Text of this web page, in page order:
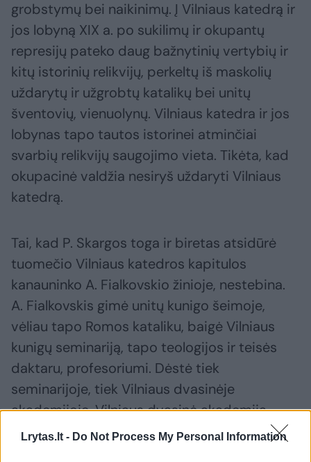
Lrytas.lt - Do Not Process My Personal Information
grobstymų bei naikinimų. Į Vilniaus katedrą ir
jos lobyną XIX a. po sukilimų ir okupantų
represijų pateko daug bažnytinių vertybių ir
kitų istorinių relikvijų, perkeltų iš maskolių
uždarytų ir užgrobtų katalikų bei unitų
šventovių, vienuolynų. Vilniaus katedra ir jos
lobynas tapo tautos istorinei atminčiai
svarbių relikvijų saugojimo vieta. Tikėta, kad
okupacinė valdžia nesiryš uždaryti Vilniaus
katedrą.
Tai, kad P. Skargos toga ir biretas atsidūrė
tuomečio Vilniaus katedros kapitulos
kanauninko A. Fialkovskio žinioje, nestebina.
A. Fialkovskis gimė unitų kunigo šeimoje,
vėliau tapo Romos kataliku, baigė Vilniaus
kunigų seminariją, tapo teologijos ir teisės
daktaru, profesoriumi. Dėstė tiek
seminarijoje, tiek Vilniaus dvasinėje
akademijoje. Vilniaus dvasinė akademija
buvo įkurta 1832 m., kai po sukilimo